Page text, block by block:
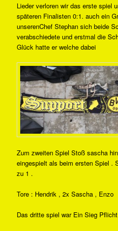
Lieder verloren wir das erste spiel
späteren Finalisten 0:1. auch ein
unserenChef Stephan sich beide
verabschiedete und erstmal die
Glück hatte er welche dabei
Zum zweiten Spiel Stoß sascha
eingespielt als beim ersten Spiel .
zu 1 .
Tore : Hendrik , 2x Sascha , Enzo
Das dritte spiel war Ein Sieg